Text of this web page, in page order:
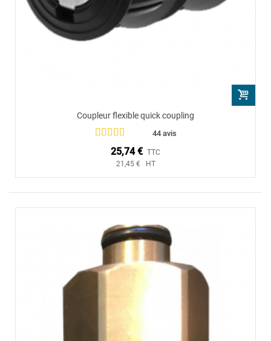
Coupleur flexible quick coupling
44 avis
25,74 € TTC
21,45 € HT